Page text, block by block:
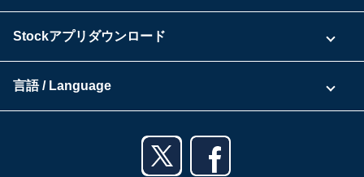
セキュリティ
資料ダウンロード
よくある質問
Stock公式ブログ
Stockアプリダウンロード
iPhoneアプリ
言語 / Language